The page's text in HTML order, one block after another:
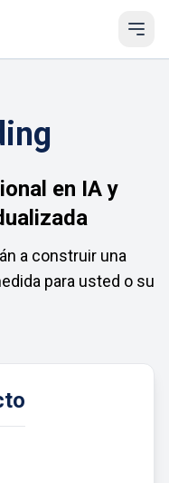
en IA y
a construir una
para usted o su